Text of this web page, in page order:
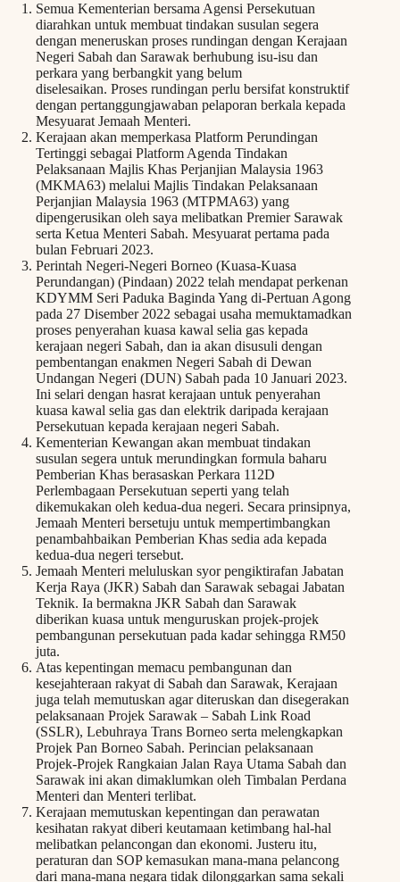
Semua Kementerian bersama Agensi Persekutuan
diarahkan untuk membuat tindakan susulan segera
dengan meneruskan proses rundingan dengan Kerajaan
Negeri Sabah dan Sarawak berhubung isu-isu dan
perkara yang berbangkit yang belum
diselesaikan. Proses rundingan perlu bersifat konstruktif
dengan pertanggungjawaban pelaporan berkala kepada
Mesyuarat Jemaah Menteri.
Kerajaan akan memperkasa Platform Perundingan
Tertinggi sebagai Platform Agenda Tindakan
Pelaksanaan Majlis Khas Perjanjian Malaysia 1963
(MKMA63) melalui Majlis Tindakan Pelaksanaan
Perjanjian Malaysia 1963 (MTPMA63) yang
dipengerusikan oleh saya melibatkan Premier Sarawak
serta Ketua Menteri Sabah. Mesyuarat pertama pada
bulan Februari 2023.
Perintah Negeri-Negeri Borneo (Kuasa-Kuasa
Perundangan) (Pindaan) 2022 telah mendapat perkenan
KDYMM Seri Paduka Baginda Yang di-Pertuan Agong
pada 27 Disember 2022 sebagai usaha memuktamadkan
proses penyerahan kuasa kawal selia gas kepada
kerajaan negeri Sabah, dan ia akan disusuli dengan
pembentangan enakmen Negeri Sabah di Dewan
Undangan Negeri (DUN) Sabah pada 10 Januari 2023.
Ini selari dengan hasrat kerajaan untuk penyerahan
kuasa kawal selia gas dan elektrik daripada kerajaan
Persekutuan kepada kerajaan negeri Sabah.
Kementerian Kewangan akan membuat tindakan
susulan segera untuk merundingkan formula baharu
Pemberian Khas berasaskan Perkara 112D
Perlembagaan Persekutuan seperti yang telah
dikemukakan oleh kedua-dua negeri. Secara prinsipnya,
Jemaah Menteri bersetuju untuk mempertimbangkan
penambahbaikan Pemberian Khas sedia ada kepada
kedua-dua negeri tersebut.
Jemaah Menteri meluluskan syor pengiktirafan Jabatan
Kerja Raya (JKR) Sabah dan Sarawak sebagai Jabatan
Teknik. Ia bermakna JKR Sabah dan Sarawak
diberikan kuasa untuk menguruskan projek-projek
pembangunan persekutuan pada kadar sehingga RM50
juta.
Atas kepentingan memacu pembangunan dan
kesejahteraan rakyat di Sabah dan Sarawak, Kerajaan
juga telah memutuskan agar diteruskan dan disegerakan
pelaksanaan Projek Sarawak – Sabah Link Road
(SSLR), Lebuhraya Trans Borneo serta melengkapkan
Projek Pan Borneo Sabah. Perincian pelaksanaan
Projek-Projek Rangkaian Jalan Raya Utama Sabah dan
Sarawak ini akan dimaklumkan oleh Timbalan Perdana
Menteri dan Menteri terlibat.
Kerajaan memutuskan kepentingan dan perawatan
kesihatan rakyat diberi keutamaan ketimbang hal-hal
melibatkan pelancongan dan ekonomi. Justeru itu,
peraturan dan SOP kemasukan mana-mana pelancong
dari mana-mana negara tidak dilonggarkan sama sekali